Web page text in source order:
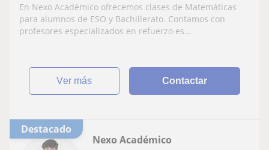
En Nexo Académico ofrecemos clases de Matemáticas
para alumnos de ESO y Bachillerato. Contamos con
profesores especializados en refuerzo es...
ver más Contactar
Destacado
Nexo Académico